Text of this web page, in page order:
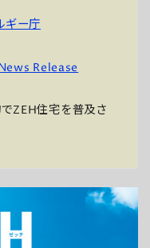
ギー庁
Release
ZEH住宅を普及さ